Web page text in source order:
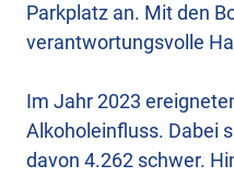
Parkplatz an. Mit den
verantwortungsvolle
Im Jahr 2023
Alkoholeinfluss. Dabei
davon 4.262 schwer.